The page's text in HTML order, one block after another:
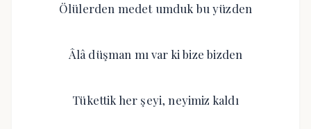
Ölülerden medet umduk bu yüzden
Âlâ düşman mı var ki bize bizden
Tükettik her şeyi, neyimiz kaldı